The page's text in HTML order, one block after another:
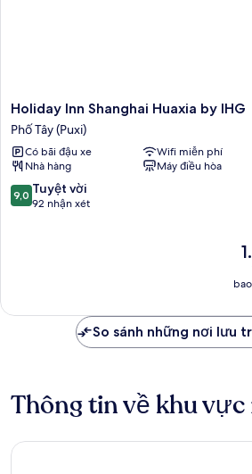
Holiday
Inn
Shanghai
Huaxia
by
IHG
Phố
Holiday Inn Shanghai Huaxia by IHG
Phố Tây (Puxi)
Có bãi đậu xe
Wifi miễn phí
Nhà hàng
Máy điều hòa
9.0
trên
9,0 Tuyệt vời
92 nhận xét
tại
So sánh những nơi lưu
Thông tin về khu vực